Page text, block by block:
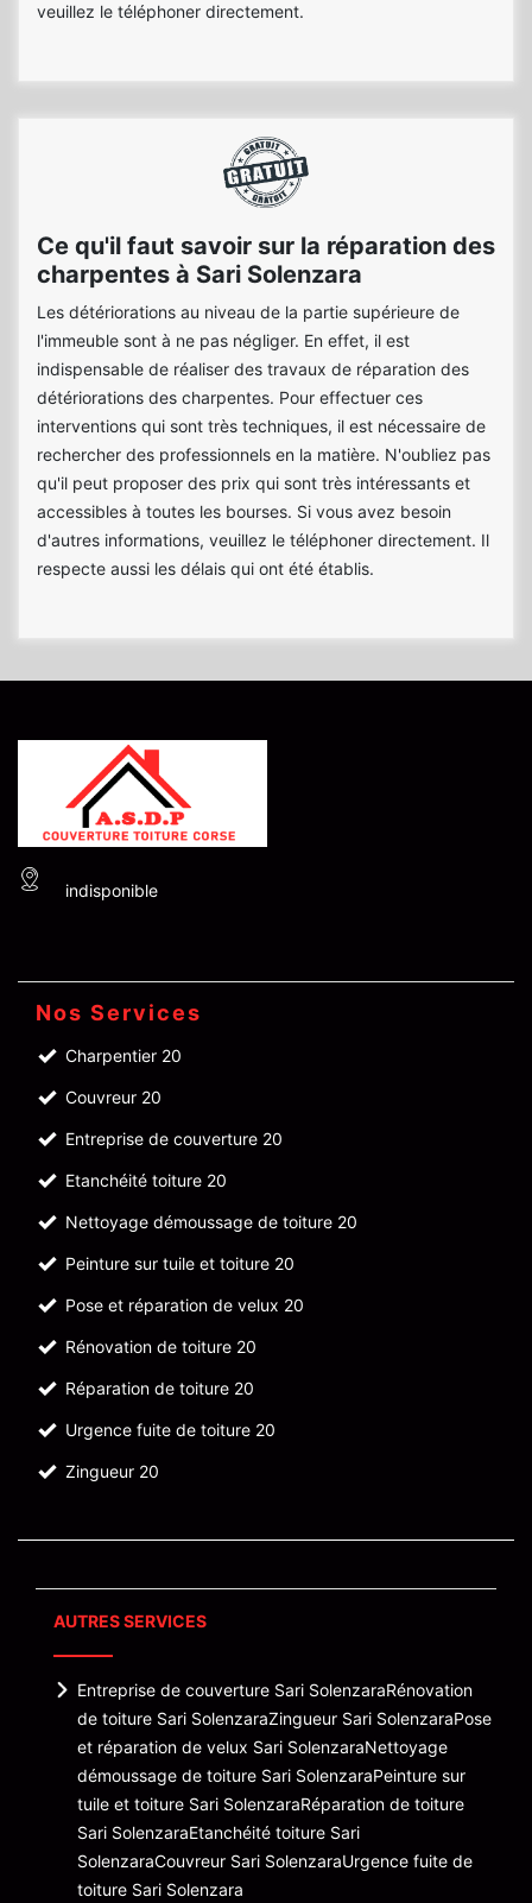
veuillez le téléphoner directement.
Ce qu'il faut savoir sur la réparation des
charpentes à Sari Solenzara
Les détériorations au niveau de la partie supérieure de
l'immeuble sont à ne pas négliger. En effet, il est
indispensable de réaliser des travaux de réparation des
détériorations des charpentes. Pour effectuer ces
interventions qui sont très techniques, il est nécessaire de
rechercher des professionnels en la matière. N'oubliez pas
qu'il peut proposer des prix qui sont très intéressants et
accessibles à toutes les bourses. Si vous avez besoin
d'autres informations, veuillez le téléphoner directement. Il
respecte aussi les délais qui ont été établis.
indisponible
Nos Services
Charpentier 20
Couvreur 20
Entreprise de couverture 20
Etanchéité toiture 20
Nettoyage démoussage de toiture 20
Peinture sur tuile et toiture 20
Pose et réparation de velux 20
Rénovation de toiture 20
Réparation de toiture 20
Urgence fuite de toiture 20
Zingueur 20
AUTRES SERVICES
Entreprise de couverture Sari SolenzaraRénovation
de toiture Sari SolenzaraZingueur Sari SolenzaraPose
et réparation de velux Sari SolenzaraNettoyage
démoussage de toiture Sari SolenzaraPeinture sur
tuile et toiture Sari SolenzaraRéparation de toiture
Sari SolenzaraEtanchéité toiture Sari
SolenzaraCouvreur Sari SolenzaraUrgence fuite de
toiture Sari Solenzara